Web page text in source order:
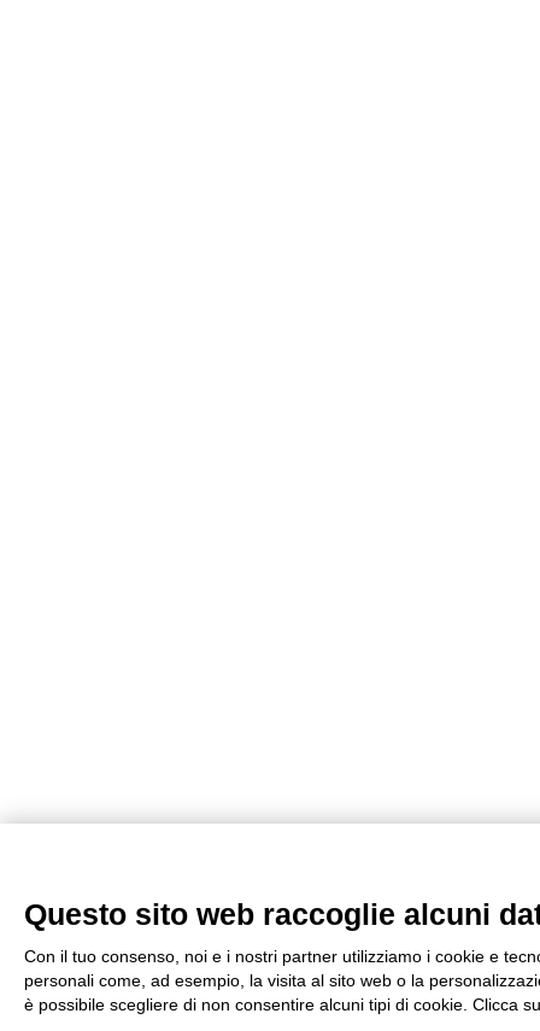
Questo sito web raccoglie alcuni
Con il tuo consenso, noi e i nostri partner utilizziamo i cookie e
personali come, ad esempio, la visita al sito web o la
è possibile scegliere di non consentire alcuni tipi di cookie. Clicca